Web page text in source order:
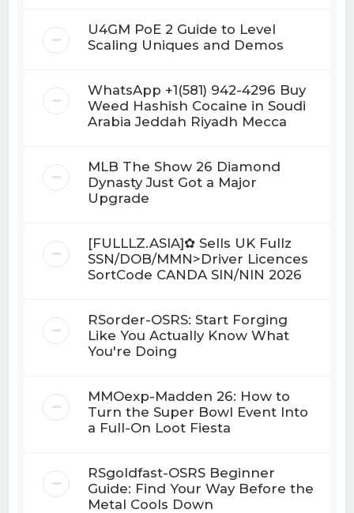
U4GM PoE 2 Guide to Level
Scaling Uniques and Demos
WhatsApp +1(581) 942-4296 Buy
Weed Hashish Cocaine in Soudi
Arabia Jeddah Riyadh Mecca
MLB The Show 26 Diamond
Dynasty Just Got a Major
Upgrade
[FULLLZ.ASIA]✿ Sells UK Fullz
SSN/DOB/MMN>Driver Licences
SortCode CANDA SIN/NIN 2026
RSorder-OSRS: Start Forging
Like You Actually Know What
You're Doing
MMOexp-Madden 26: How to
Turn the Super Bowl Event Into
a Full-On Loot Fiesta
RSgoldfast-OSRS Beginner
Guide: Find Your Way Before the
Metal Cools Down